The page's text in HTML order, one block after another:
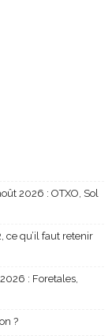
2026 : OTXO, Sol
ce qu’il faut retenir
: Foretales,
?